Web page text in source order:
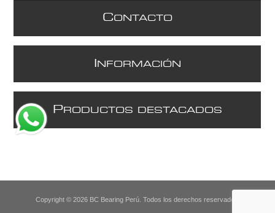
CONTACTO
NFORMACIÓN
PRODUCTOS DESTACADOS
Copyright © 2026 BC Bearing Perú. Todos los derechos reservados.